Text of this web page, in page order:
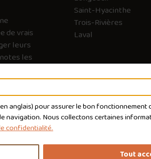
en anglais) pour assurer le bon fonctionnement
navigation. Nous collectons certaines
confidentialité.
Tout
de vrais
leurs
les
vers les
détour.
Saint-Hyacinthe
Trois-Rivières
Laval